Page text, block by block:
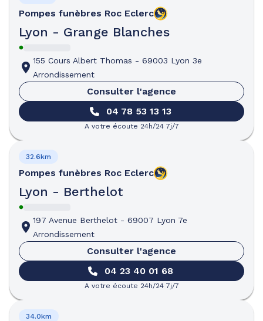
Pompes funèbres Roc Eclerc
Lyon - Grange Blanches
155 Cours Albert Thomas - 69003 Lyon 3e
Arrondissement
Consulter l'agence
04 78 53 13 13
A votre écoute 24h/24 7j/7
Pompes funèbres Roc Eclerc
Lyon - Berthelot
32.6km
197 Avenue Berthelot - 69007 Lyon 7e
Arrondissement
Consulter l'agence
04 23 40 01 68
A votre écoute 24h/24 7j/7
34.0km